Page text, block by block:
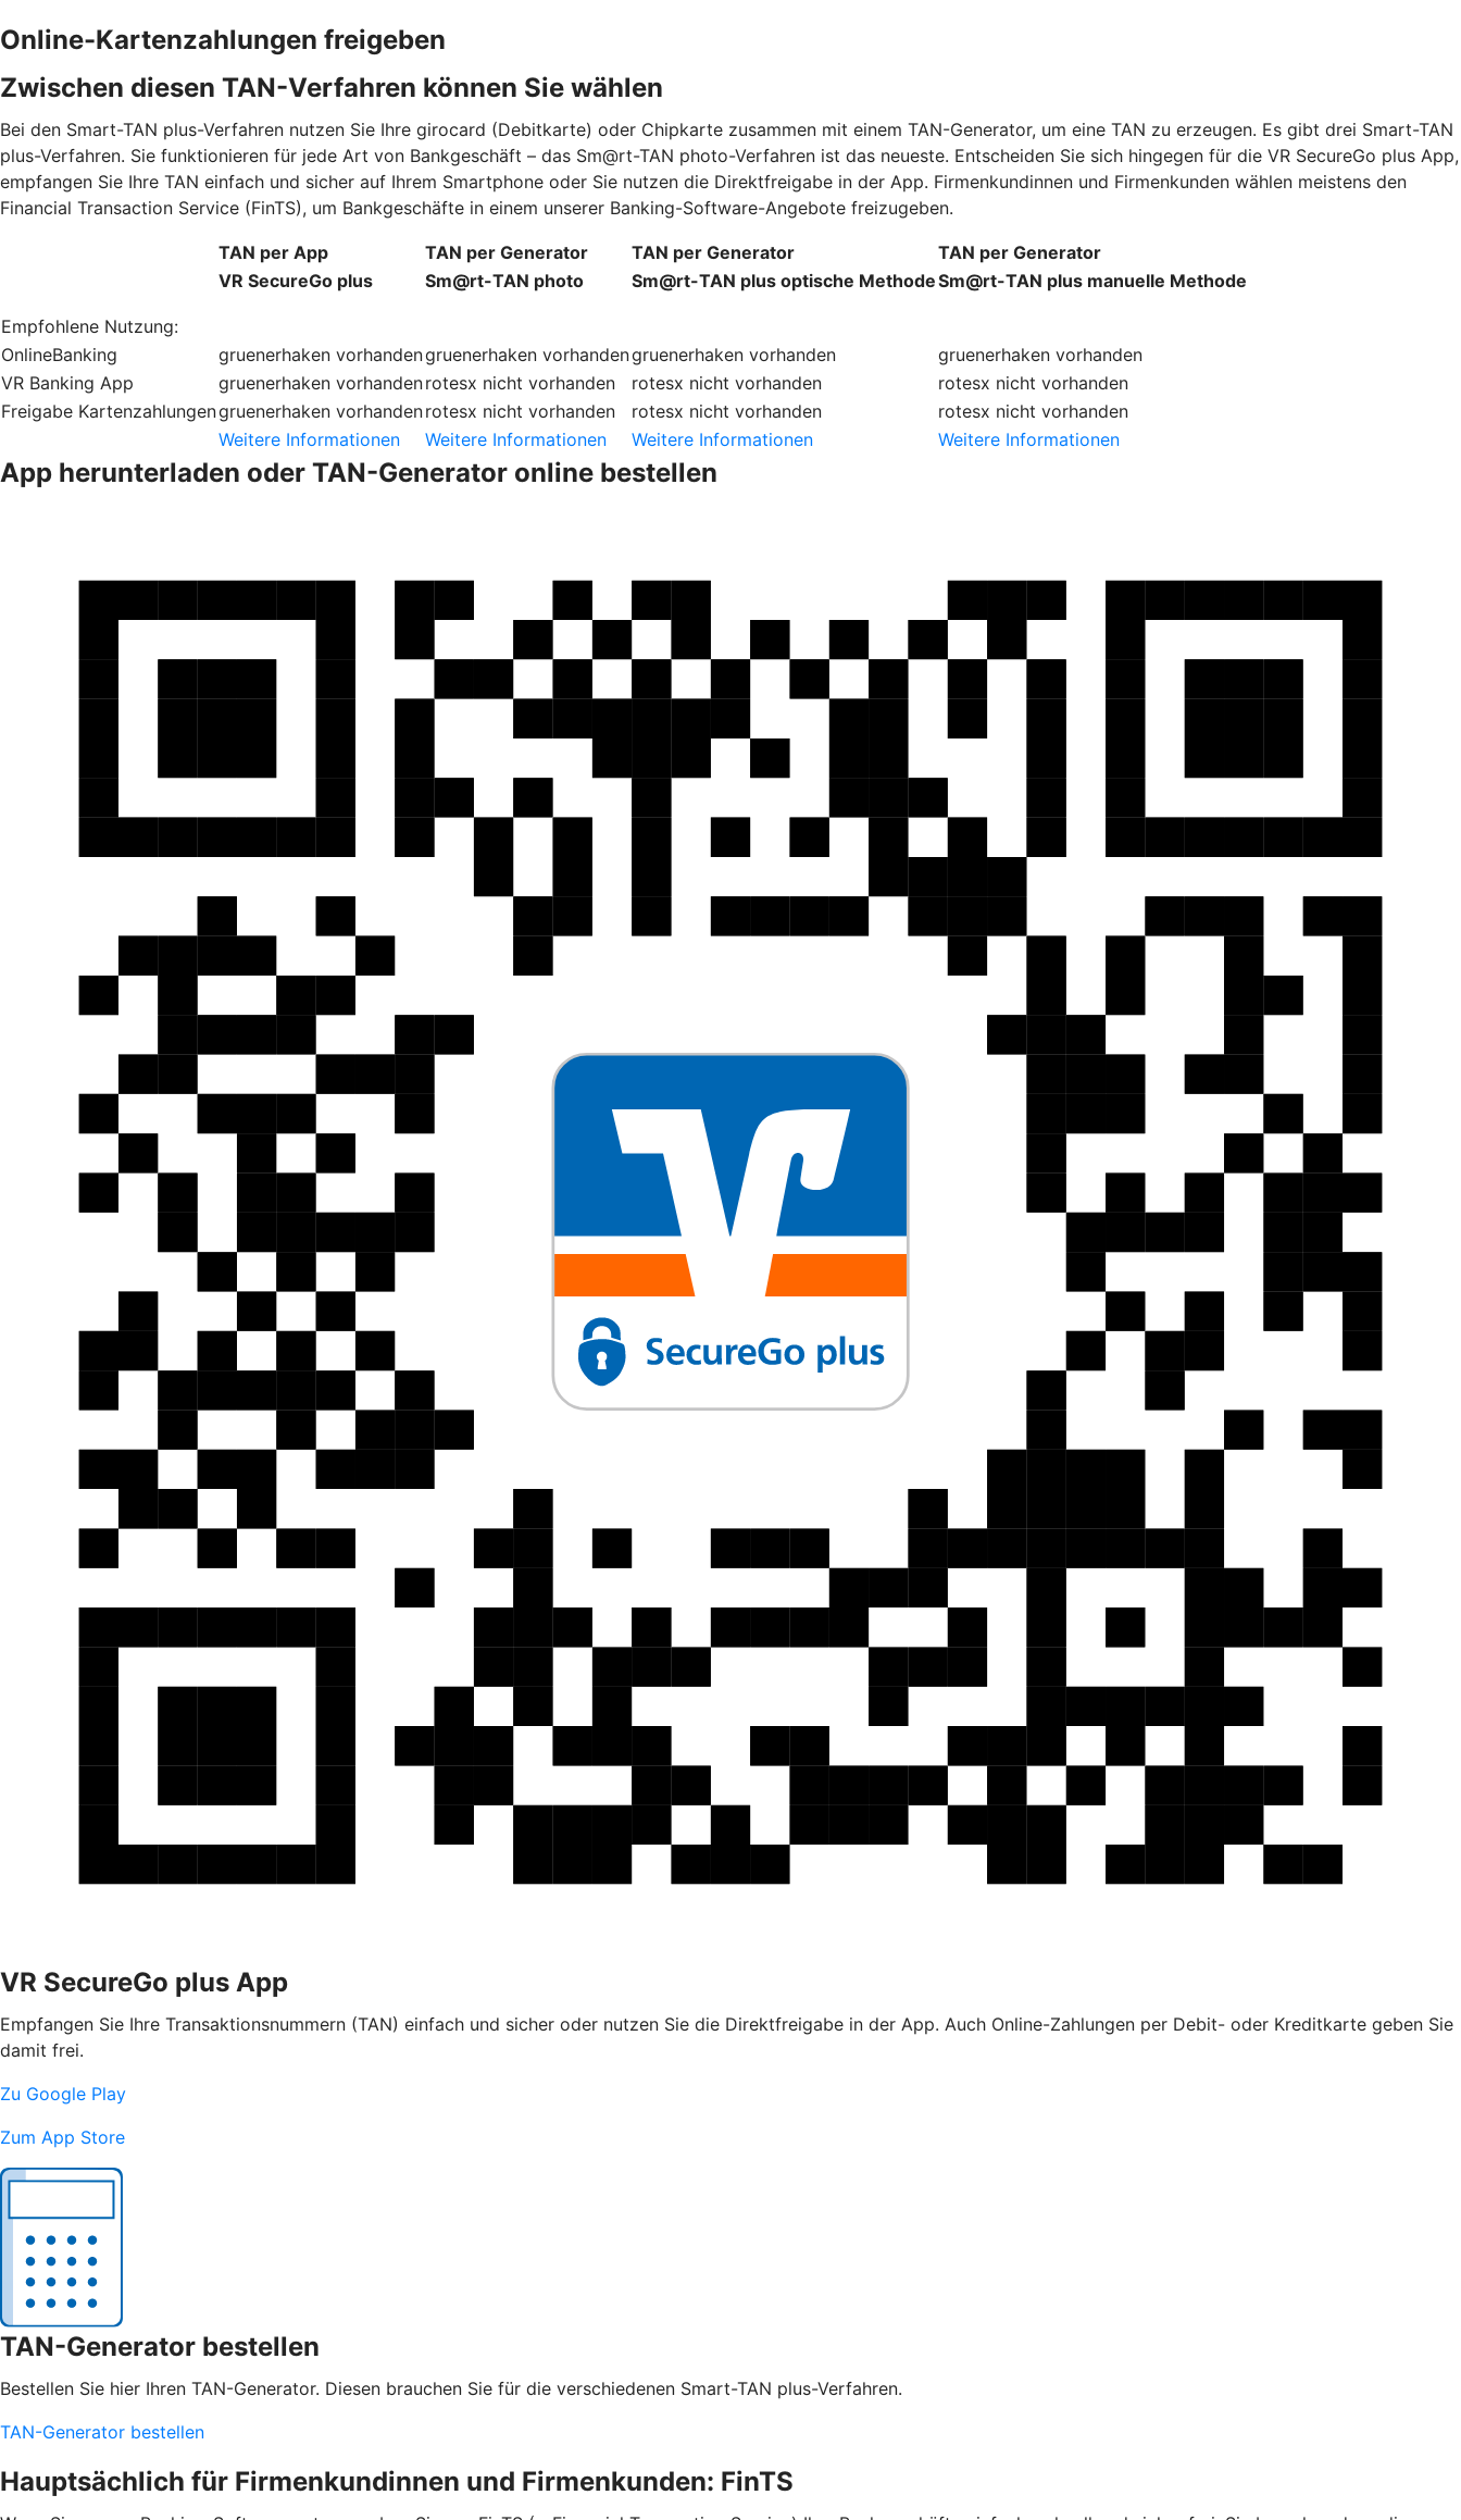
Online-Kartenzahlungen freigeben
Zwischen diesen TAN-Verfahren können Sie wählen
Bei den Smart-TAN plus-Verfahren nutzen Sie Ihre girocard (Debitkarte) oder Chipkarte zusammen mit einem TAN-Generator, um eine TAN zu erzeugen. Es gibt drei Smart-TAN
plus-Verfahren. Sie funktionieren für jede Art von Bankgeschäft – das Sm@rt-TAN photo-Verfahren ist das neueste. Entscheiden Sie sich hingegen für die VR SecureGo plus App,
empfangen Sie Ihre TAN einfach und sicher auf Ihrem Smartphone oder Sie nutzen die Direktfreigabe in der App. Firmenkundinnen und Firmenkunden wählen meistens den
Financial Transaction Service (FinTS), um Bankgeschäfte in einem unserer Banking-Software-Angebote freizugeben.
TAN per App TAN per Generator TAN per Generator
TAN per Generator
VR SecureGo plus
Sm@rt-TAN photo Sm@rt-TAN plus optische MethodeSm@rt-TAN plus manuelle Methode
Empfohlene Nutzung:
OnlineBanking
gruenerhaken vorhandengruenerhaken vorhandengruenerhaken vorhanden gruenerhaken vorhanden
VR Banking App
gruenerhaken vorhandenrotesx nicht vorhanden rotesx nicht vorhanden rotesx nicht vorhanden
Freigabe Kartenzahlungengruenerhaken vorhandenrotesx nicht vorhanden rotesx nicht vorhanden rotesx nicht vorhanden
Weitere Informationen
Weitere Informationen Weitere Informationen Weitere Informationen
App herunterladen oder TAN-Generator online bestellen
VR SecureGo plus App
Empfangen Sie Ihre Transaktionsnummern (TAN) einfach und sicher oder nutzen Sie die Direktfreigabe in der App. Auch Online-Zahlungen per Debit- oder Kreditkarte geben Sie
damit frei.
Zu Google Play
Zum App Store
TAN-Generator bestellen
Bestellen Sie hier Ihren TAN-Generator. Diesen brauchen Sie für die verschiedenen Smart-TAN plus-Verfahren.
TAN-Generator bestellen
Hauptsächlich für Firmenkundinnen und Firmenkunden: FinTS